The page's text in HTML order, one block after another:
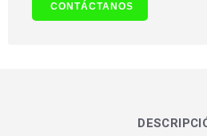
CONTÁCTANOS